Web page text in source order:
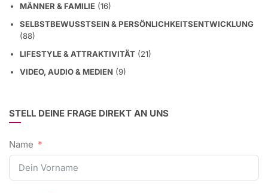
MÄNNER & FAMILIE (16)
SELBSTBEWUSSTSEIN & PERSÖNLICHKEITSENTWICKLUNG
(88)
LIFESTYLE & ATTRAKTIVITÄT (21)
VIDEO, AUDIO & MEDIEN (9)
STELL DEINE FRAGE DIREKT AN UNS
Name